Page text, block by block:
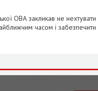
ОВА закликав не нехтувати
часом і